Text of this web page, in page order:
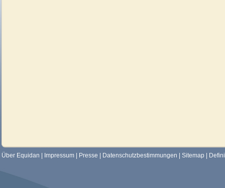
Über Equidan Impressum Presse Datenschutzbestimmungen Sitemap